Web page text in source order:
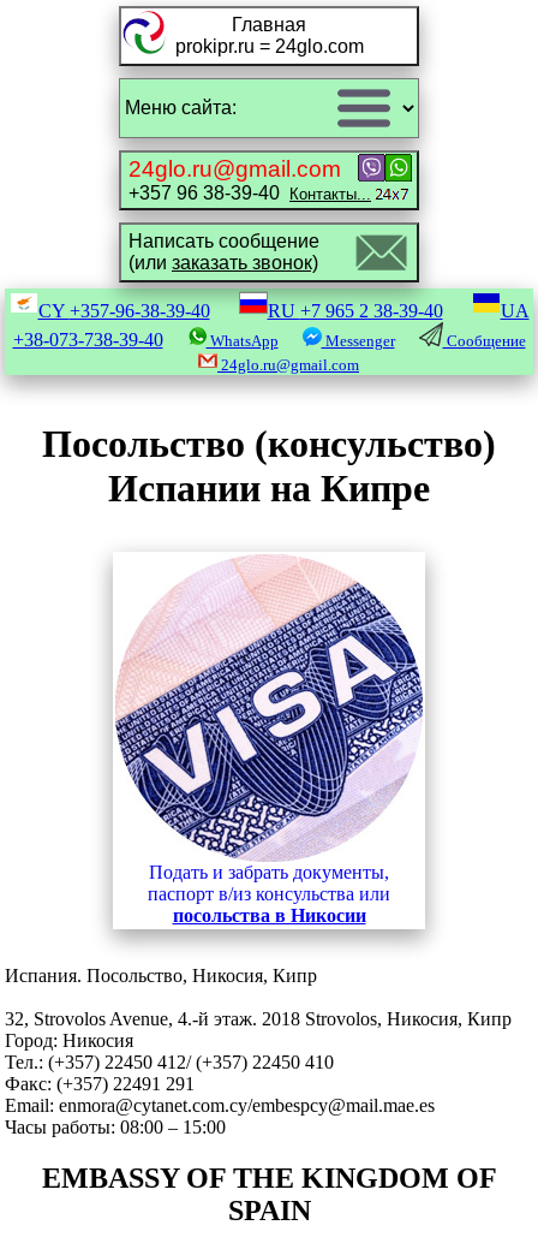
Главная
prokipr.ru = 24glo.com
24glo.ru@gmail.com
+357 96 38-39-40 Контакты...
Написать сообщение
(или заказать звонок)
CY +357-96-38-39-40 RU +7 965 2 38-39-40
UA
+38-073-738-39-40
WhatsApp Messenger
Сообщение
24glo.ru@gmail.com
Посольство (консульство)
Испании на Кипре
Подать и забрать документы,
паспорт в/из консульства или
посольства в Никосии
Испания. Посольство, Никосия, Кипр
32, Strovolos Avenue, 4.-й этаж. 2018 Strovolos, Никосия, Кипр
Город: Никосия
Тел.: (+357) 22450 412/ (+357) 22450 410
Факс: (+357) 22491 291
Email: enmora@cytanet.com.cy/embespcy@mail.mae.es
Часы работы: 08:00 – 15:00
EMBASSY OF THE KINGDOM OF
SPAIN